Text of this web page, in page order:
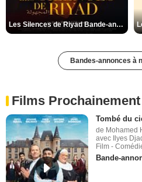
Les Silences de Riyad Bande-annonce VO STFR
Bandes-annonces à
Films
Tombé du
de Mohamed
avec Ilyes
Film -
Bande-